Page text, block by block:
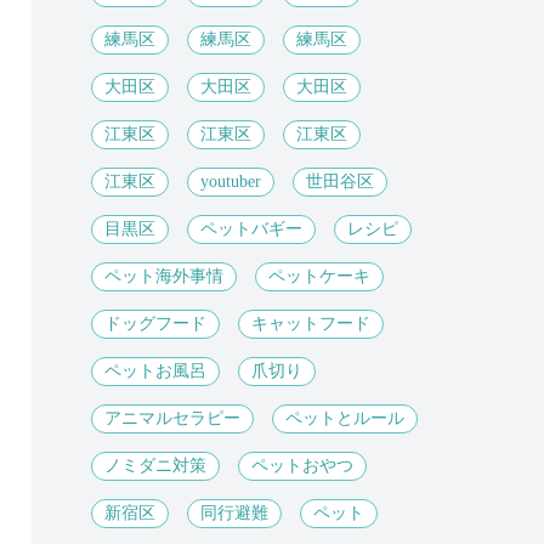
練馬区 練馬区 練馬区
大田区 大田区 大田区
江東区 江東区 江東区
江東区 youtuber 世田谷区
目黒区 ペットバギー レシピ
ペット海外事情 ペットケーキ
ドッグフード キャットフード
ペットお風呂 爪切り
アニマルセラピー ペットとルール
ノミダニ対策 ペットおやつ
新宿区 同行避難 ペット